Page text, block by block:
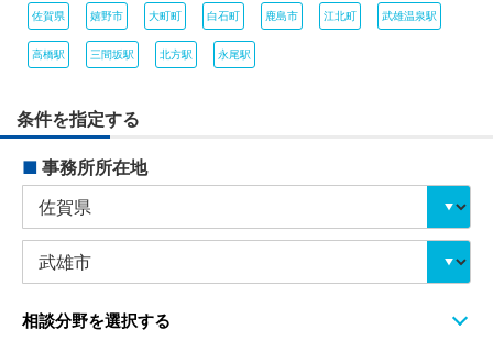
佐賀県 嬉野市 大町町 白石町 鹿島市 江北町 武雄温泉駅
高橋駅 三間坂駅 北方駅 永尾駅
条件を指定する
■ 事務所所在地
相談分野を選択する